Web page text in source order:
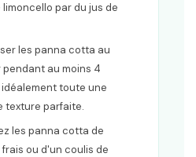
par du jus de
les panna cotta au
au moins 4
idéalement toute une
texture parfaite.
les panna cotta de
ou d'un coulis de